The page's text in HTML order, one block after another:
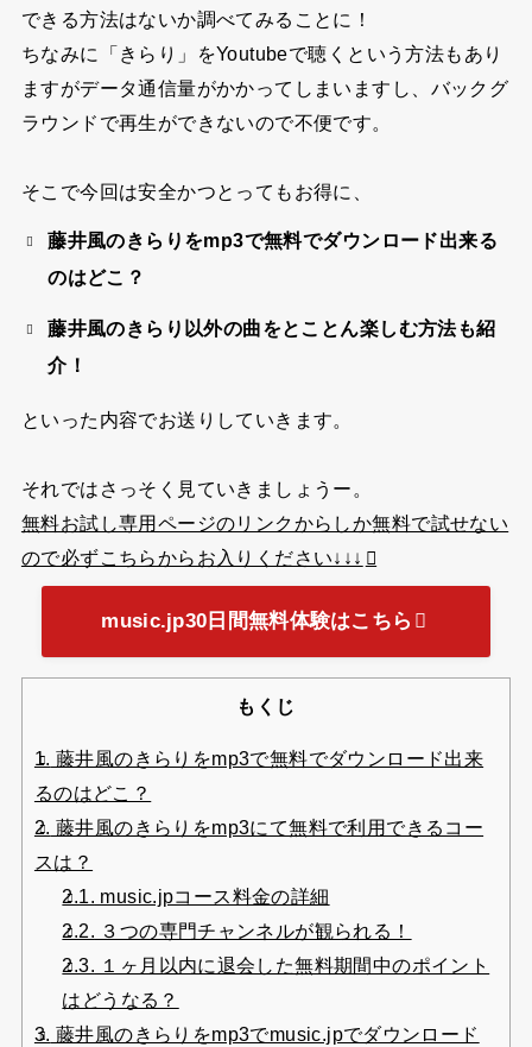
できる方法はないか調べてみることに！
ちなみに「きらり」をYoutubeで聴くという方法もあり
ますがデータ通信量がかかってしまいますし、バックグ
ラウンドで再生ができないので不便です。
そこで今回は安全かつとってもお得に、
藤井風のきらりをmp3で無料でダウンロード出来る
のはどこ？
藤井風のきらり以外の曲をとことん楽しむ方法も紹
介！
といった内容でお送りしていきます。
それではさっそく見ていきましょうー。
無料お試し専用ページのリンクからしか無料で試せない
ので必ずこちらからお入りください↓↓↓
music.jp30日間無料体験はこちら
もくじ
1. 藤井風のきらりをmp3で無料でダウンロード出来
るのはどこ？
2. 藤井風のきらりをmp3にて無料で利用できるコー
スは？
2.1. music.jpコース料金の詳細
2.2. ３つの専門チャンネルが観られる！
2.3. １ヶ月以内に退会した無料期間中のポイント
はどうなる？
3. 藤井風のきらりをmp3でmusic.jpでダウンロード